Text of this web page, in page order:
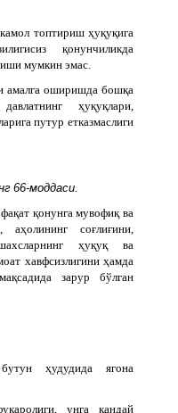
топтириш ҳуқуқига
қонунчиликда
мумкин эмас.
амалга оширишда бошқа
ҳуқуқлари,
путур етказмаслиги
66-моддаси.
қонунга мувофиқ ва
аҳолининг соғлиғини,
ҳуқуқ ва
хавфсизлигини ҳамда
зарур бўлган
бутун ҳудудида ягона
унга қандай